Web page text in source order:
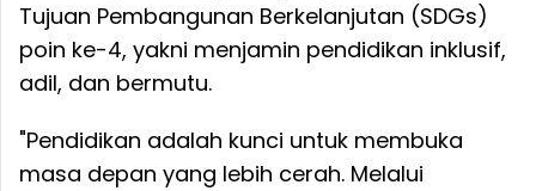
Tujuan Pembangunan Berkelanjutan (SDGs)
poin ke-4, yakni menjamin pendidikan inklusif,
adil, dan bermutu.
"Pendidikan adalah kunci untuk membuka
masa depan yang lebih cerah. Melalui